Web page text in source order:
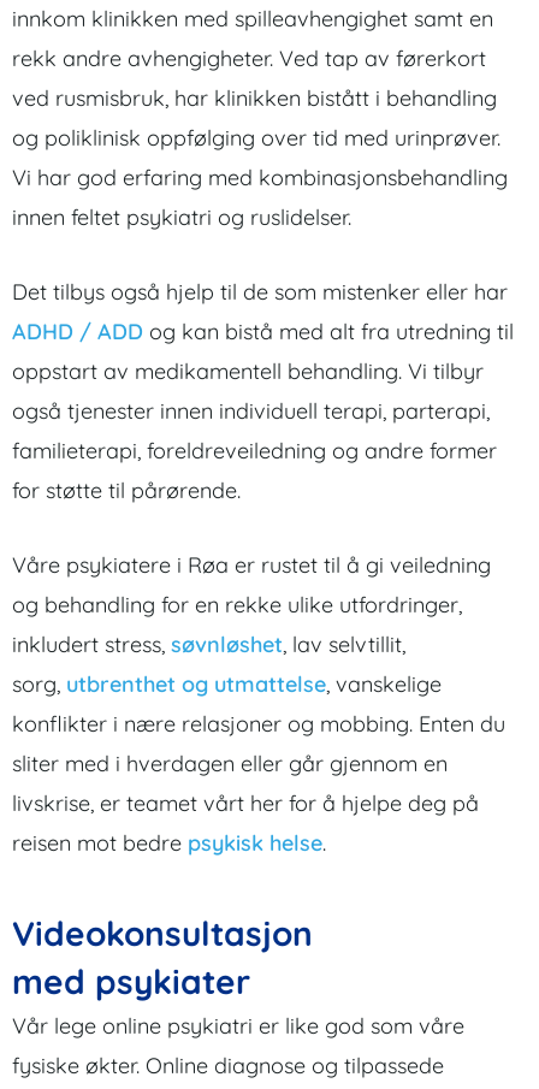
innkom klinikken med spilleavhengighet samt en
rekk andre avhengigheter. Ved tap av førerkort
ved rusmisbruk, har klinikken bistått i behandling
og poliklinisk oppfølging over tid med urinprøver.
Vi har god erfaring med kombinasjonsbehandling
innen feltet psykiatri og ruslidelser.
Det tilbys også hjelp til de som mistenker eller har
ADHD / ADD og kan bistå med alt fra utredning til
oppstart av medikamentell behandling. Vi tilbyr
også tjenester innen individuell terapi, parterapi,
familieterapi, foreldreveiledning og andre former
for støtte til pårørende.
Våre psykiatere i Røa er rustet til å gi veiledning
og behandling for en rekke ulike utfordringer,
inkludert stress, søvnløshet, lav selvtillit,
sorg, utbrenthet og utmattelse, vanskelige
konflikter i nære relasjoner og mobbing. Enten du
sliter med i hverdagen eller går gjennom en
livskrise, er teamet vårt her for å hjelpe deg på
reisen mot bedre psykisk helse.
Videokonsultasjon
med psykiater
Vår lege online psykiatri er like god som våre
fysiske økter. Online diagnose og tilpassede